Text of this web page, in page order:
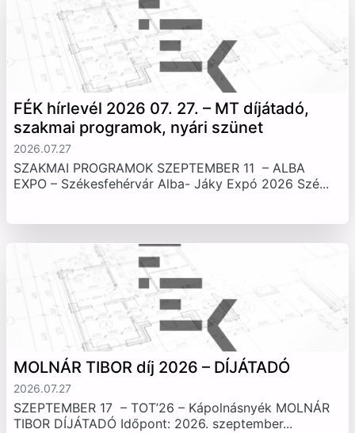
FÉK hírlevél 2026 07. 27. – MT díjátadó,
szakmai programok, nyári szünet
2026.07.27
SZAKMAI PROGRAMOK SZEPTEMBER 11 – ALBA
EXPO – Székesfehérvár Alba- Jáky Expó 2026 Szé...
MOLNÁR TIBOR díj 2026 – DÍJÁTADÓ
2026.07.27
SZEPTEMBER 17 – TOT’26 – Kápolnásnyék MOLNÁR
TIBOR DÍJÁTADÓ Időpont: 2026. szeptember...